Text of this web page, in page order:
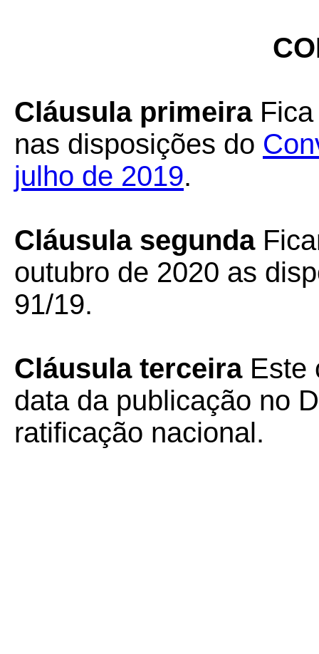
Cláusula primeiraFica
nas disposições do
julho de 2019.
Cláusula segunda
outubro de 2020 as
91/19.
Cláusula terceiraEste
data da publicação no
ratificação nacional.